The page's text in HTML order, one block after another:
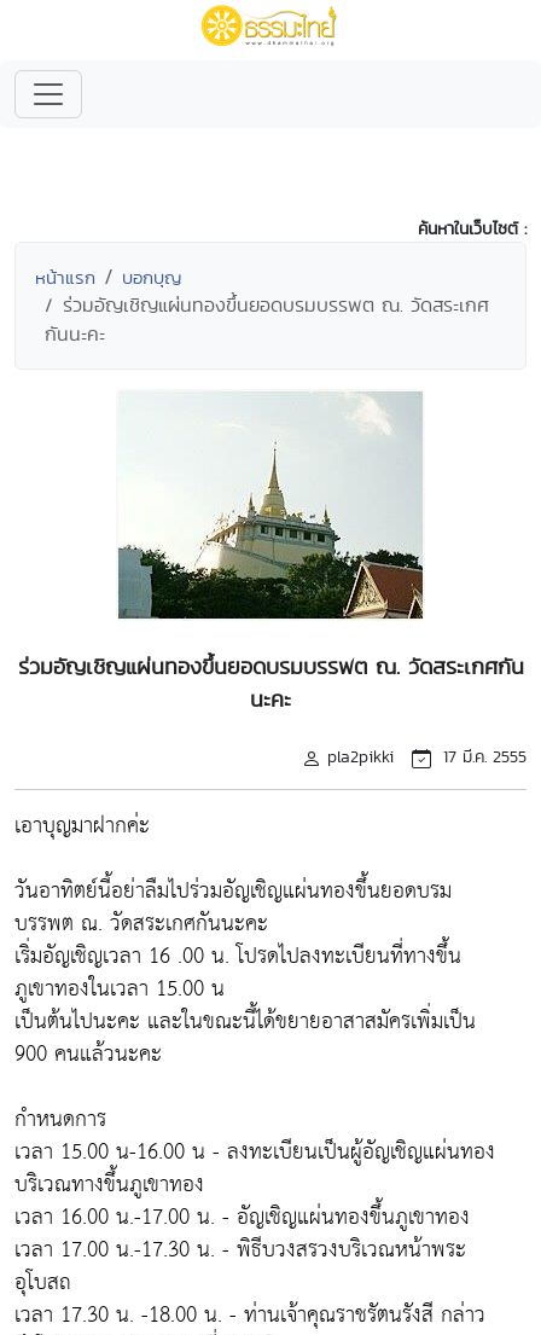
ค้นหาในเว็บไซต์ :
หน้าแรก บอกบุญ
ร่วมอัญเชิญแผ่นทองขึ้นยอดบรมบรรพต ณ. วัดสระเกศ
กันนะคะ
ร่วมอัญเชิญแผ่นทองขึ้นยอดบรมบรรพต ณ. วัดสระเกศกัน
นะคะ
pla2pikki 17 มี.ค. 2555
เอาบุญมาฝากค่ะ
วันอาทิตย์นี้อย่าลืมไปร่วมอัญเชิญแผ่นทองขึ้นยอดบรม
บรรพต ณ. วัดสระเกศกันนะคะ
เริ่มอัญเชิญเวลา 16 .00 น. โปรดไปลงทะเบียนที่ทางขึ้น
ภูเขาทองในเวลา 15.00 น
เป็นต้นไปนะคะ และในขณะนี้ได้ขยายอาสาสมัครเพิ่มเป็น
900 คนแล้วนะคะ
กำหนดการ
เวลา 15.00 น-16.00 น - ลงทะเบียนเป็นผู้อัญเชิญแผ่นทอง
บริเวณทางขึ้นภูเขาทอง
เวลา 16.00 น.-17.00 น. - อัญเชิญแผ่นทองขึ้นภูเขาทอง
เวลา 17.00 น.-17.30 น. - พิธีบวงสรวงบริเวณหน้าพระ
อุโบสถ
เวลา 17.30 น. -18.00 น. - ท่านเจ้าคุณราชรัตนรังสี กล่าว